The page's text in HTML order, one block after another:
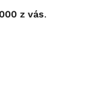
z vás.